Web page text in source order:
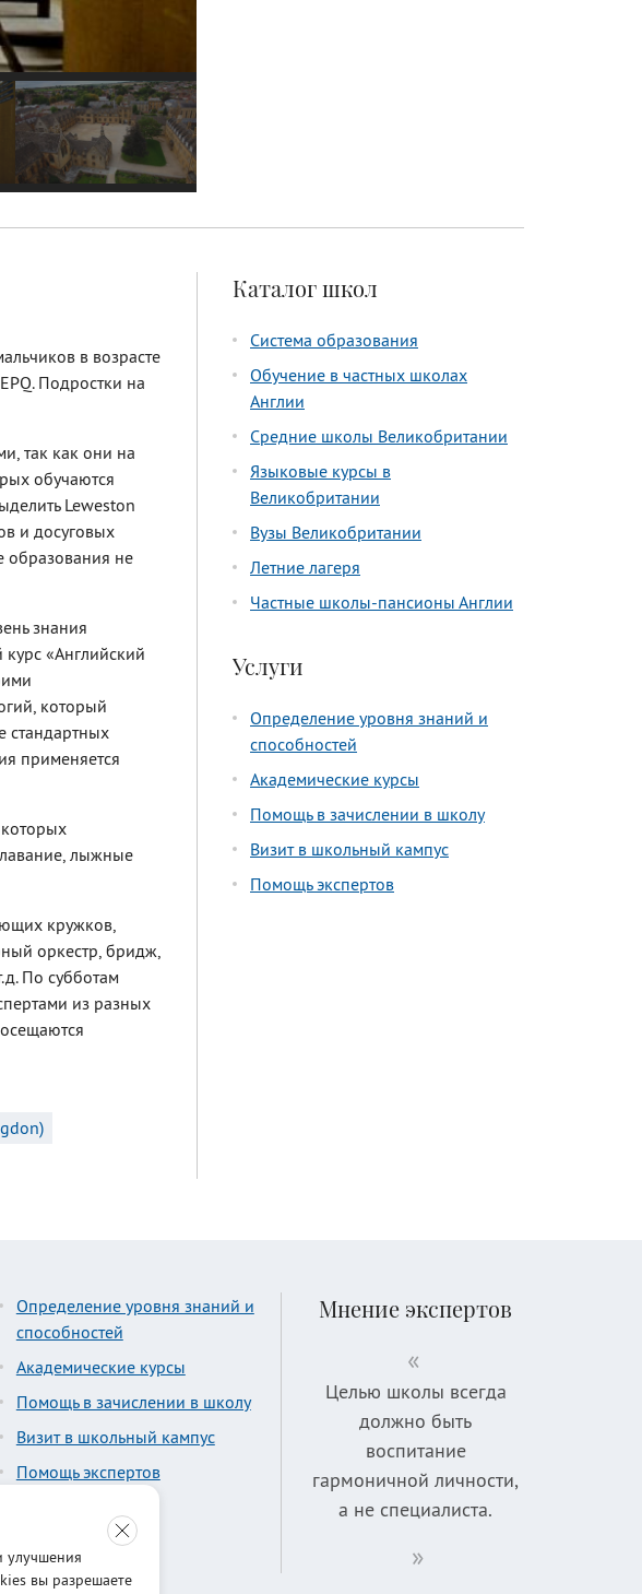
в возрасте
Подростки на
так как они на
обучаются
Leweston
и досуговых
образования не
знания
«Английский
который
стандартных
применяется
лыжные
кружков,
оркестр, бридж,
По субботам
из разных
Каталог школ
Система образования
Обучение в частных школах
Англии
Средние школы Великобритании
Языковые курсы в
Великобритании
Вузы Великобритании
Летние лагеря
Частные школы-пансионы Англии
Услуги
Определение уровня знаний и
способностей
Академические курсы
Помощь в зачислении в школу
Визит в школьный кампус
Помощь экспертов
Определение уровня знаний и
способностей
Академические курсы
Помощь в зачислении в школу
Визит в школьный кампус
Помощь экспертов
Мнение экспертов
Целью школы всегда
должно быть
воспитание
гармоничной личности,
а не специалиста.
улучшения
вы разрешаете